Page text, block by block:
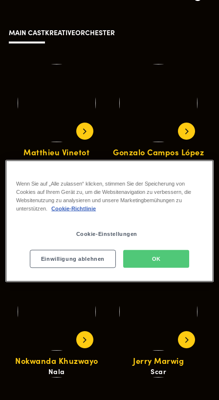
MAIN CASTKREATIVEORCHESTER
Matthieu Vinetot
Mufasa
Gonzalo Campos López
Simba
Bongiwe Malunga
Rafiki
Kayla Briana Pierce
Sarabi
Nokwanda Khuzwayo
Nala
Jerry Marwig
Scar
Wenn Sie auf „Alle zulassen“ klicken, stimmen Sie der Speicherung von
Cookies auf Ihrem Gerät zu, um die Websitenavigation zu verbessern, die
Websitenutzung zu analysieren und unsere Marketingbemühungen zu
unterstützen.
Cookie-Richtlinie
Cookie-Einstellungen
Einwilligung ablehnen OK